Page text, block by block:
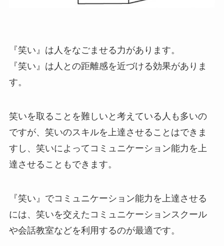
『笑い』は人をなごませる力があります。
『笑い』は人との距離感を近づける効果がありま
す。
笑いを取ることを難しいと考えている人も多いの
ですが、笑いのスキルを上達させることはできま
すし、笑いによってコミュニケーション能力を上
達させることもできます。
『笑い』でコミュニケーション能力を上達させる
には、笑いを交えたコミュニケーションスクール
や会話教室などを利用するのが最適です。